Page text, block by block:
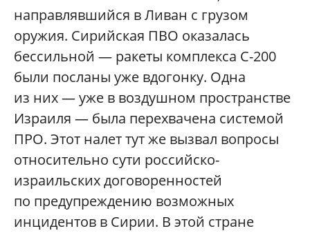
направлявшийся в Ливан с грузом
оружия. Сирийская ПВО оказалась
бессильной — ракеты комплекса С-200
были посланы уже вдогонку. Одна
из них — уже в воздушном пространстве
Израиля — была перехвачена системой
ПРО. Этот налет тут же вызвал вопросы
относительно сути российско-
израильских договоренностей
по предупреждению возможных
инцидентов в Сирии. В этой стране